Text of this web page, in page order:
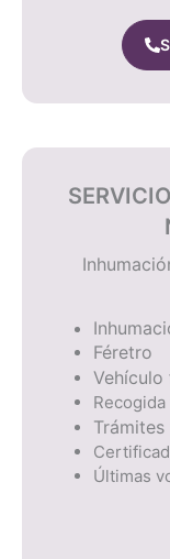
Féretro
Vehículo
Últimas